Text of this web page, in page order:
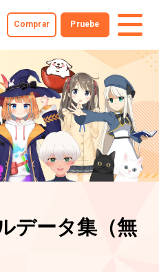
Comprar Pruebe
データ集（無